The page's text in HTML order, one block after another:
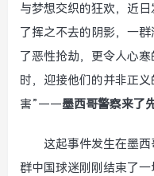
与梦想交织的狂欢，近
了挥之不去的阴影，一
了恶性抢劫，更令人心
时，迎接他们的并非正
害”——墨西哥警察来了
这起事件发生在墨
群中国球迷刚刚结束了